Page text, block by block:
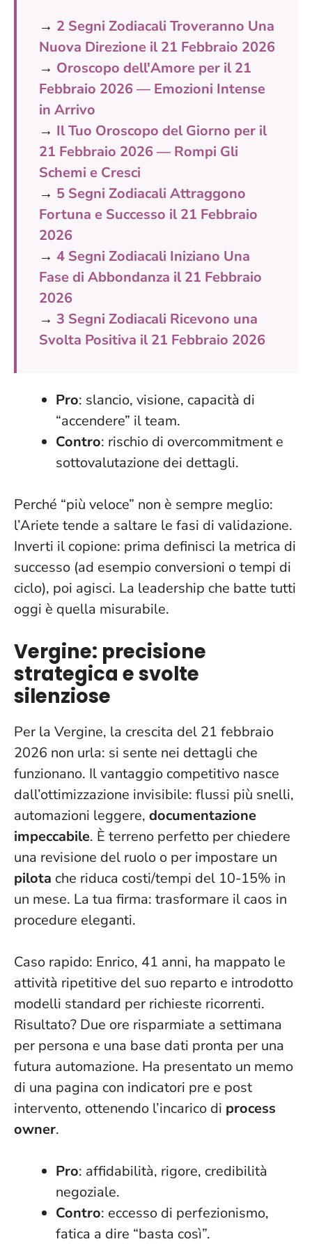
→ 2 Segni Zodiacali Troveranno Una
Nuova Direzione il 21 Febbraio 2026
→ Oroscopo dell'Amore per il 21
Febbraio 2026 — Emozioni Intense
in Arrivo
→ Il Tuo Oroscopo del Giorno per il
21 Febbraio 2026 — Rompi Gli
Schemi e Cresci
→ 5 Segni Zodiacali Attraggono
Fortuna e Successo il 21 Febbraio
2026
→ 4 Segni Zodiacali Iniziano Una
Fase di Abbondanza il 21 Febbraio
2026
→ 3 Segni Zodiacali Ricevono una
Svolta Positiva il 21 Febbraio 2026
Pro: slancio, visione, capacità di
“accendere” il team.
Contro: rischio di overcommitment e
sottovalutazione dei dettagli.
Perché “più veloce” non è sempre meglio:
l’Ariete tende a saltare le fasi di validazione.
Inverti il copione: prima definisci la metrica di
successo (ad esempio conversioni o tempi di
ciclo), poi agisci. La leadership che batte tutti
oggi è quella misurabile.
Vergine: precisione
strategica e svolte
silenziose
Per la Vergine, la crescita del 21 febbraio
2026 non urla: si sente nei dettagli che
funzionano. Il vantaggio competitivo nasce
dall’ottimizzazione invisibile: flussi più snelli,
automazioni leggere, documentazione
impeccabile. È terreno perfetto per chiedere
una revisione del ruolo o per impostare un
pilota che riduca costi/tempi del 10-15% in
un mese. La tua firma: trasformare il caos in
procedure eleganti.
Caso rapido: Enrico, 41 anni, ha mappato le
attività ripetitive del suo reparto e introdotto
modelli standard per richieste ricorrenti.
Risultato? Due ore risparmiate a settimana
per persona e una base dati pronta per una
futura automazione. Ha presentato un memo
di una pagina con indicatori pre e post
intervento, ottenendo l’incarico di process
owner.
Pro: affidabilità, rigore, credibilità
negoziale.
Contro: eccesso di perfezionismo,
fatica a dire “basta così”.